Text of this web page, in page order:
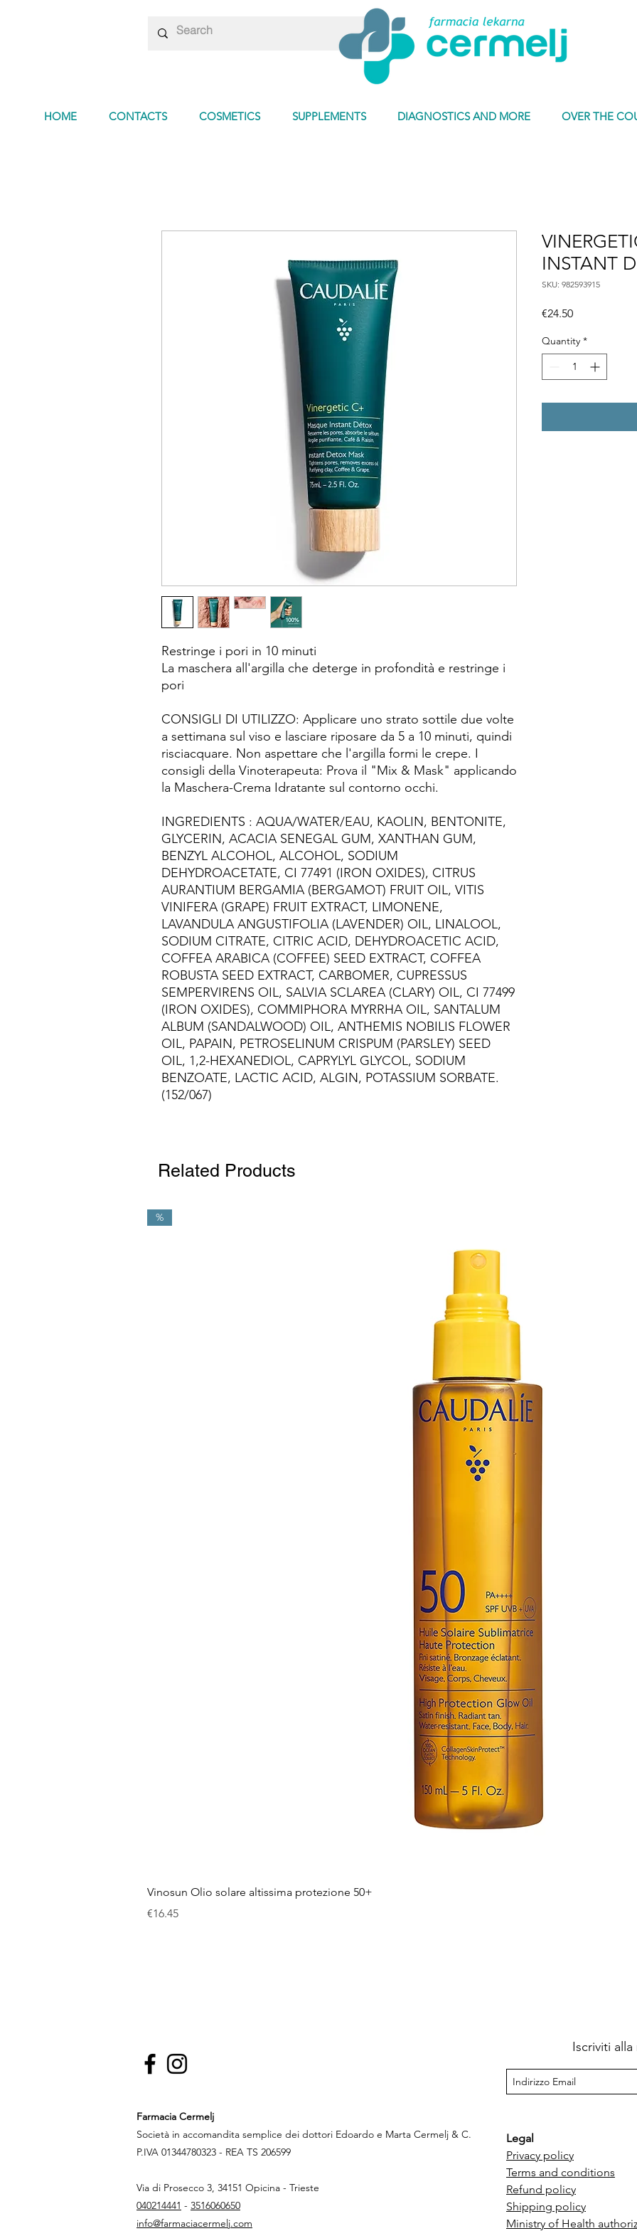
HOME CONTACTS COSMETICS SUPPLEMENTS DIAGNOSTICS AND MORE OVER THE
Restringe i pori in 10 minuti
La maschera all'argilla che deterge in profondità e restringe i
pori
CONSIGLI DI UTILIZZO: Applicare uno strato sottile due volte
a settimana sul viso e lasciare riposare da 5 a 10 minuti, quindi
risciacquare. Non aspettare che l'argilla formi le crepe. I
consigli della Vinoterapeuta: Prova il "Mix & Mask" applicando
la Maschera-Crema Idratante sul contorno occhi.
INGREDIENTS : AQUA/WATER/EAU, KAOLIN, BENTONITE,
GLYCERIN, ACACIA SENEGAL GUM, XANTHAN GUM,
BENZYL ALCOHOL, ALCOHOL, SODIUM
DEHYDROACETATE, CI 77491 (IRON OXIDES), CITRUS
AURANTIUM BERGAMIA (BERGAMOT) FRUIT OIL, VITIS
VINIFERA (GRAPE) FRUIT EXTRACT, LIMONENE,
LAVANDULA ANGUSTIFOLIA (LAVENDER) OIL, LINALOOL,
SODIUM CITRATE, CITRIC ACID, DEHYDROACETIC ACID,
COFFEA ARABICA (COFFEE) SEED EXTRACT, COFFEA
ROBUSTA SEED EXTRACT, CARBOMER, CUPRESSUS
SEMPERVIRENS OIL, SALVIA SCLAREA (CLARY) OIL, CI 77499
(IRON OXIDES), COMMIPHORA MYRRHA OIL, SANTALUM
ALBUM (SANDALWOOD) OIL, ANTHEMIS NOBILIS FLOWER
OIL, PAPAIN, PETROSELINUM CRISPUM (PARSLEY) SEED
OIL, 1,2-HEXANEDIOL, CAPRYLYL GLYCOL, SODIUM
BENZOATE, LACTIC ACID, ALGIN, POTASSIUM SORBATE.
(152/067)
INSTANT
SKU: 982593915
€24.50Price
Quantity *
Related Products
%
Vinosun Olio solare altissima protezione 50+
Price
€16.45
Farmacia Cermelj
Società in accomandita semplice dei dottori Edoardo e Marta Cermelj & C.
P.IVA 01344780323 - REA TS 206599
Via di Prosecco 3, 34151 Opicina - Trieste
040214441 - 3516060650
info@farmaciacermelj.com
Iscriviti
Legal
Privacy policy
Terms and conditions
Refund policy
Shipping policy
Ministry of Health